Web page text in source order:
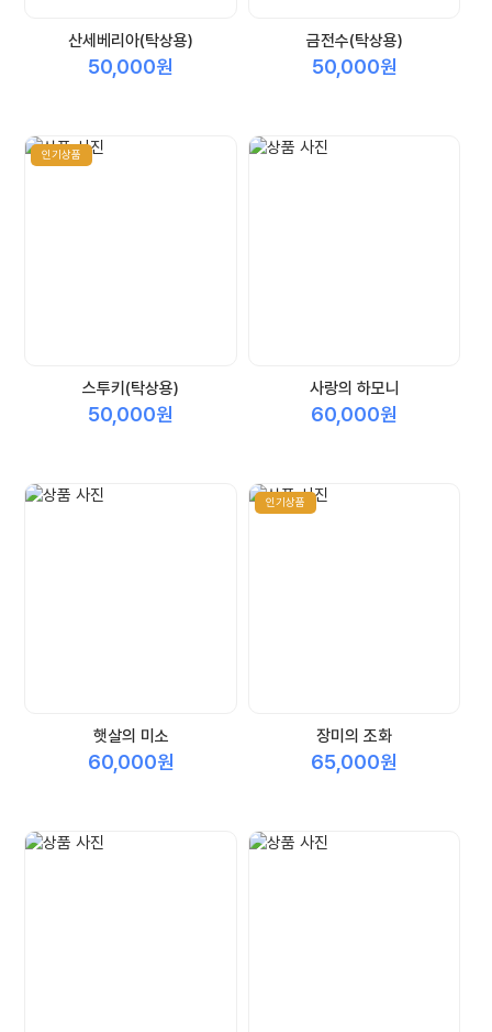
산세베리아(탁상용)
50,000원
금전수(탁상용)
50,000원
인기상품
스투키(탁상용)
50,000원
사랑의 하모니
60,000원
햇살의 미소
60,000원
인기상품
장미의 조화
65,000원